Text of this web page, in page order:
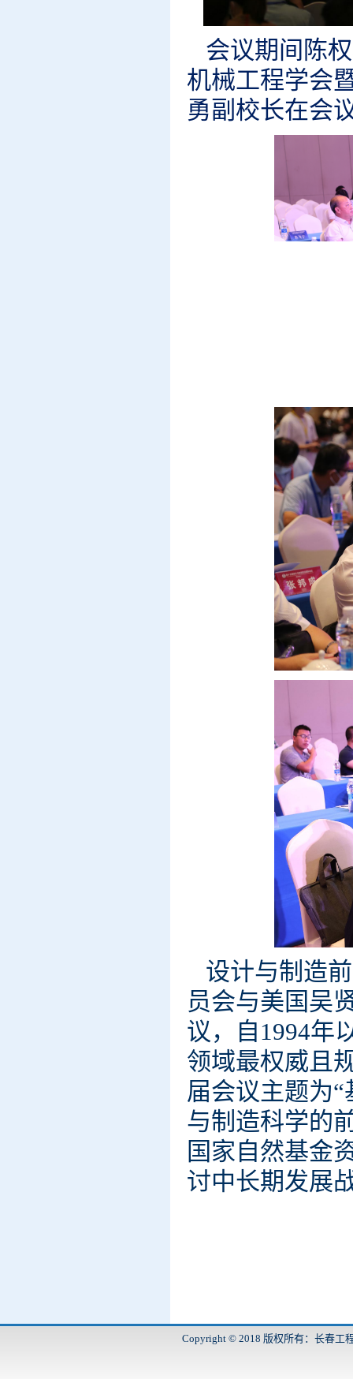
会议期间陈
机械工程学会
勇副校长在会
设计与制造
员会与美国吴
议，自1994年
领域最权威且
届会议主题为“
与制造科学的
国家自然基金
讨中长期发展
Copyright © 2018 版权所有：长春工